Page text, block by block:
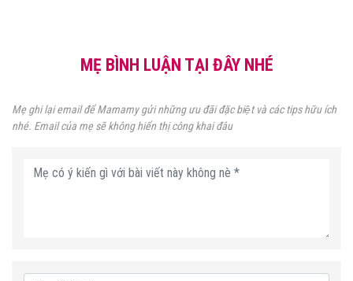
MẸ BÌNH LUẬN TẠI ĐÂY NHÉ
Mẹ ghi lại email để Mamamy gửi những ưu đãi đặc biệt và các tips hữu ích
nhé. Email của mẹ sẽ không hiển thị công khai đâu